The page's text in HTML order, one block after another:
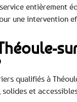
entièrement
une intervention
qualifiés à
solides et